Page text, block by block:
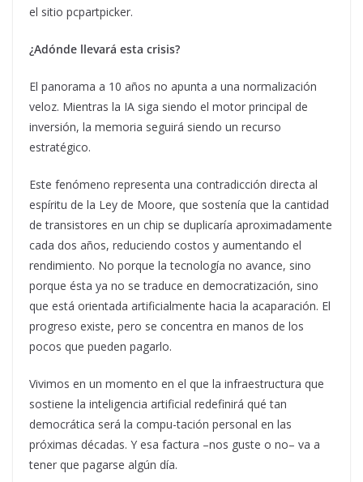
el sitio pcpartpicker.
¿Adónde llevará esta crisis?
El panorama a 10 años no apunta a una normalización
veloz. Mientras la IA siga siendo el motor principal de
inversión, la memoria seguirá siendo un recurso
estratégico.
Este fenómeno representa una contradicción directa al
espíritu de la Ley de Moore, que sostenía que la cantidad
de transistores en un chip se duplicaría aproximadamente
cada dos años, reduciendo costos y aumentando el
rendimiento. No porque la tecnología no avance, sino
porque ésta ya no se traduce en democratización, sino
que está orientada artificialmente hacia la acaparación. El
progreso existe, pero se concentra en manos de los
pocos que pueden pagarlo.
Vivimos en un momento en el que la infraestructura que
sostiene la inteligencia artificial redefinirá qué tan
democrática será la compu-tación personal en las
próximas décadas. Y esa factura –nos guste o no– va a
tener que pagarse algún día.